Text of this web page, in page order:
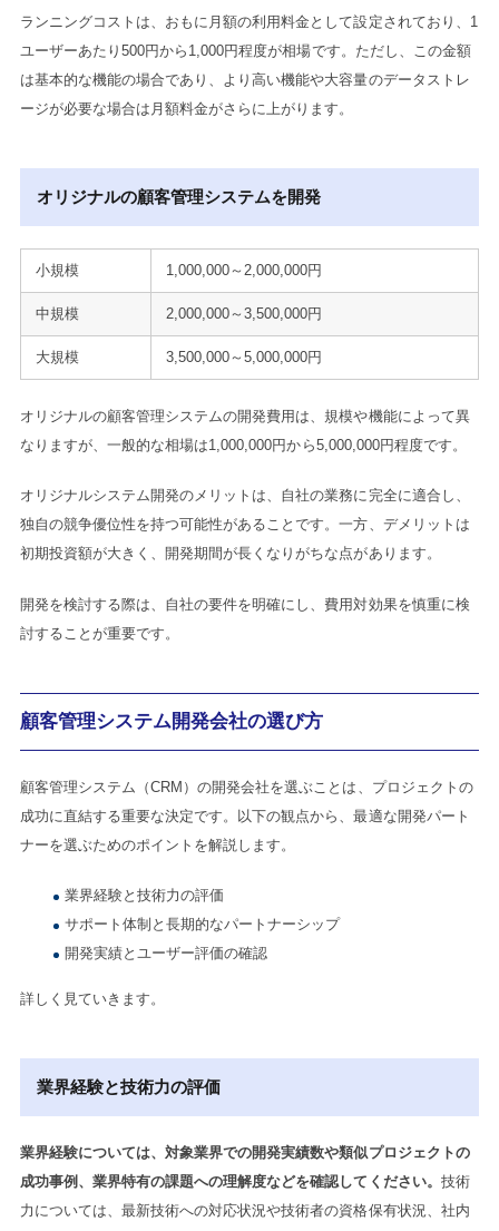
ランニングコストは、おもに月額の利用料金として設定されており、1
ユーザーあたり500円から1,000円程度が相場です。ただし、この金額
は基本的な機能の場合であり、より高い機能や大容量のデータストレ
ージが必要な場合は月額料金がさらに上がります。
オリジナルの顧客管理システムを開発
小規模 1,000,000～2,000,000円
中規模 2,000,000～3,500,000円
大規模 3,500,000～5,000,000円
オリジナルの顧客管理システムの開発費用は、規模や機能によって異
なりますが、一般的な相場は1,000,000円から5,000,000円程度です。
オリジナルシステム開発のメリットは、自社の業務に完全に適合し、
独自の競争優位性を持つ可能性があることです。一方、デメリットは
初期投資額が大きく、開発期間が長くなりがちな点があります。
開発を検討する際は、自社の要件を明確にし、費用対効果を慎重に検
討することが重要です。
顧客管理システム開発会社の選び方
顧客管理システム（CRM）の開発会社を選ぶことは、プロジェクトの
成功に直結する重要な決定です。以下の観点から、最適な開発パート
ナーを選ぶためのポイントを解説します。
業界経験と技術力の評価
サポート体制と長期的なパートナーシップ
開発実績とユーザー評価の確認
詳しく見ていきます。
業界経験と技術力の評価
業界経験については、対象業界での開発実績数や類似プロジェクトの
成功事例、業界特有の課題への理解度などを確認してください。 技術
力については、最新技術への対応状況や技術者の資格保有状況、社内